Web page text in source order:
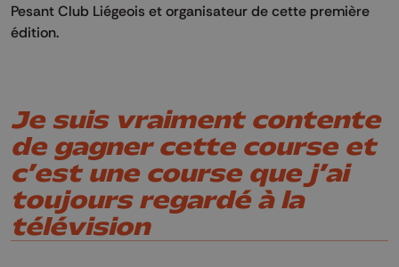
Pesant Club Liégeois et organisateur de cette première
édition.
Je suis vraiment contente
de gagner cette course et
c’est une course que j’ai
toujours regardé à la
télévision